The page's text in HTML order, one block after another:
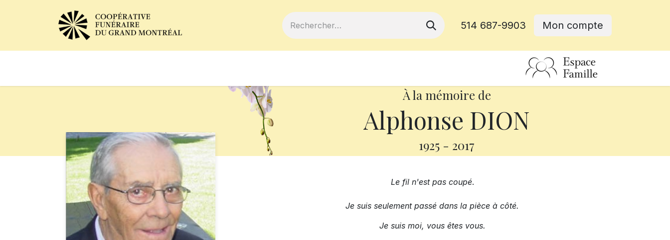
514 687-9903 Mon compte
À la mémoire de
Alphonse DION
1925 - 2017
Le fil n'est pas coupé.
Je suis seulement passé dans la pièce à côté.
Je suis moi, vous êtes vous.